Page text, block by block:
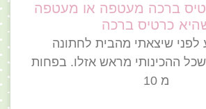
ברכה מעטפה או מעטפה
כרטיס ברכה
לפני שיצאתי מהבית לחתונה
ההכינותי מראש אזלו. בפחות
מ 10